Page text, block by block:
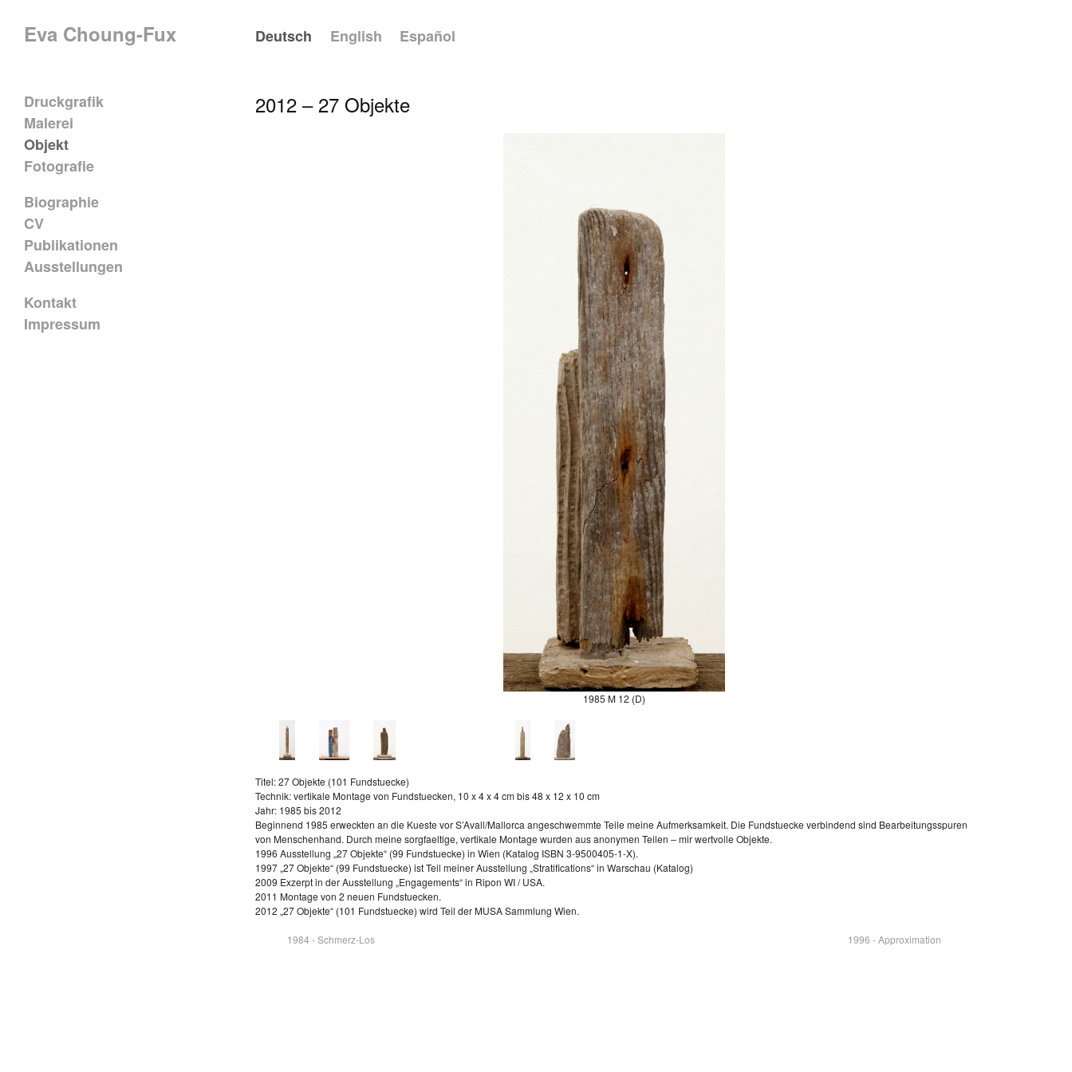
Eva Choung-Fux
Druckgrafik
Malerei
Objekt
Fotografie
Biographie
CV
Publikationen
Ausstellungen
Kontakt
Impressum
Deutsch English Español
2012 – 27 Objekte
1985 M 12 (D)
Titel: 27 Objekte (101 Fundstuecke)
Technik: vertikale Montage von Fundstuecken, 10 x 4 x 4 cm bis 48 x 12 x 10 cm
Jahr: 1985 bis 2012
Beginnend 1985 erweckten an die Kueste vor S’Avall/Mallorca angeschwemmte Teile meine Aufmerksamkeit. Die Fundstuecke verbindend sind Bearbeitungsspuren
von Menschenhand. Durch meine sorgfaeltige, vertikale Montage wurden aus anonymen Teilen – mir wertvolle Objekte.
1996 Ausstellung „27 Objekte“ (99 Fundstuecke) in Wien (Katalog ISBN 3-9500405-1-X).
1997 „27 Objekte“ (99 Fundstuecke) ist Teil meiner Ausstellung „Stratifications“ in Warschau (Katalog)
2009 Exzerpt in der Ausstellung „Engagements“ in Ripon WI / USA.
2011 Montage von 2 neuen Fundstuecken.
2012 „27 Objekte“ (101 Fundstuecke) wird Teil der MUSA Sammlung Wien.
1996 - Approximation
1984 - Schmerz-Los